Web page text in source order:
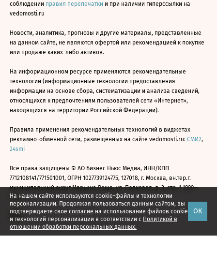
На нашем сайте используются cookie-файлы и технологии
персонализации. Продолжая пользоваться данным сайтом, вы
подтверждаете свое согласие на использование файлов cookie
и технологий персонализации в соответствии с Политикой в
отношении обработки персональных данных.
ОК
соблюдении правил перепечатки и при наличии гиперссылки на
vedomosti.ru
Новости, аналитика, прогнозы и другие материалы, представленные
на данном сайте, не являются офертой или рекомендацией к покупке
или продаже каких-либо активов.
На информационном ресурсе применяются рекомендательные
технологии (информационные технологии предоставления
информации на основе сбора, систематизации и анализа сведений,
относящихся к предпочтениям пользователей сети «Интернет»,
находящихся на территории Российской Федерации).
Правила применения рекомендательных технологий в виджетах
рекламно-обменной сети, размещенных на сайте vedomosti.ru: СМИ2,
24smi
Все права защищены © АО Бизнес Ньюс Медиа, ИНН/КПП
7712108141/771501001, ОГРН 1027739124775, 127018, г. Москва, вн.тер.г.
муниципальный округ Марьина Роща, ул. Полковая, д. 3, стр. 1 1999—
2026